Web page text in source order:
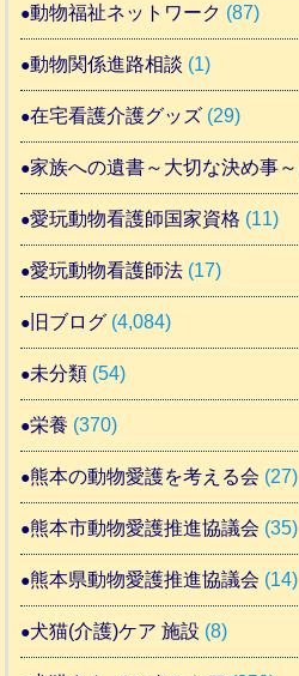
動物福祉ネットワーク (87)
動物関係進路相談 (1)
在宅看護介護グッズ (29)
家族への遺書～大切な決め事～
愛玩動物看護師国家資格 (11)
愛玩動物看護師法 (17)
旧ブログ (4,084)
未分類 (54)
栄養 (370)
熊本の動物愛護を考える会 (27)
熊本市動物愛護推進協議会 (35)
熊本県動物愛護推進協議会 (14)
犬猫(介護)ケア 施設 (8)